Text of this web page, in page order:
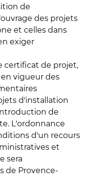
de
des projets
et celles dans
exiger
certificat de projet,
vigueur des
d'installation
de
L'ordonnance
d'un recours
et
sera
de Provence-